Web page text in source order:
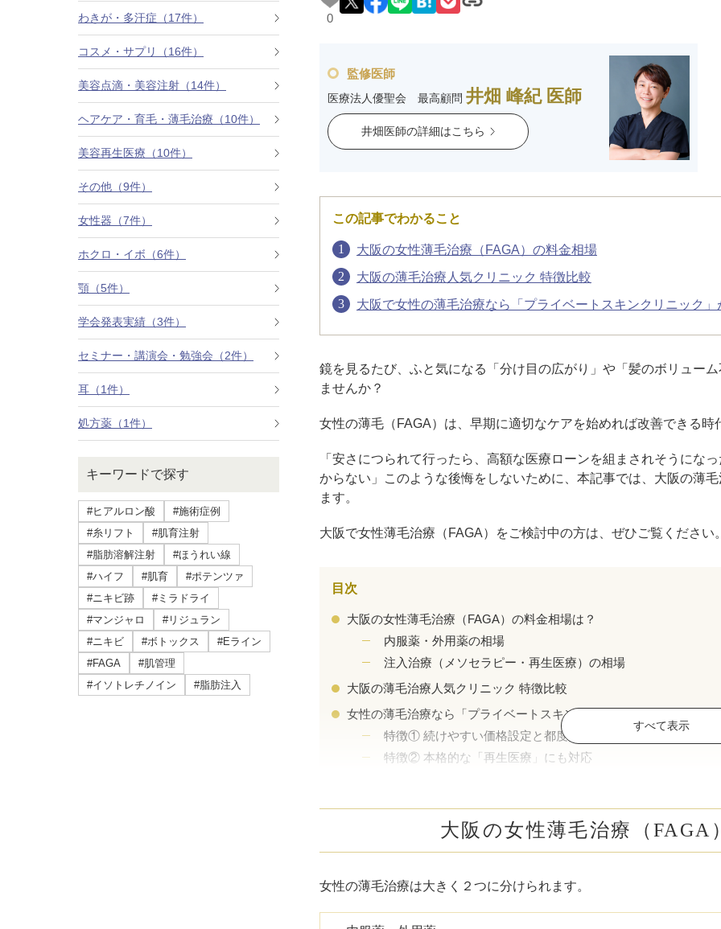
カベリン（カベルライン・Kabelline） 脂肪吸引注射
こめかみのヒアルロン酸注射 FatX
チンセラプラス（Cincelar+） エラボトックス注射 ヒアルロ
ボトックス注射（ガミースマイル・口角アッ
プ）
スマイル
人中短縮ボトックス
クレヴィエル注入 プロテーゼ手術（顎）
ダーマペン4 ベビーコラーゲン
ケアシス 水光注射 PRP皮
ACRS療法（自己血サイトカインリッチ注入
療法）
トXC）
ルメッカ
シミ取りレーザー（Q-YAGレーザー） 美白内服薬 シナール・トラネキサム酸 トレチ
ハイドラフェイシャル
ミラノリピールボディ
CO2高周波レーザー（Esprit）
脂肪由来幹細胞点滴 サクセンダ・リベルサス
美脚（ふくらはぎ）ボトックス
ボトックス注射 （多汗症） わきが
女性医療脱毛
クリト
サイトカイン（ベビースキン）点滴 美白点
わきが・多汗症（17件）
コスメ・サプリ（16件）
美容点滴・美容注射（14件）
ヘアケア・育毛・薄毛治療（10件）
美容再生医療（10件）
その他（9件）
女性器（7件）
ホクロ・イボ（6件）
顎（5件）
学会発表実績（3件）
セミナー・講演会・勉強会（2件）
耳（1件）
処方薬（1件）
キーワードで探す
#ヒアルロン酸
#施術症例
#糸リフト
#肌育注射
#脂肪溶解注射
#ほうれい線
#ハイフ
#肌育
#ポテンツァ
#ニキビ跡
#ミラドライ
#マンジャロ
#リジュラン
#ニキビ
#ボトックス
#Eライン
#FAGA
#肌管理
#イソトレチノイン
#脂肪注入
0
監修医師
医療法人優聖会 最高顧問 井畑 峰紀 医師
井畑医師の詳細はこちら
この記事でわかること
大阪の女性薄毛治療（FAGA）の料金相場
大阪の薄毛治療人気クリニック 特徴比較
大阪で女性の薄毛治療なら「プライベートスキンクリニック」
鏡を見るたび、ふと気になる「分け目の広がり」や「髪のボリュー
ませんか？
女性の薄毛（FAGA）は、早期に適切なケアを始めれば改善できる時
「安さにつられて行ったら、高額な医療ローンを組まされそうにな
からない」このような後悔をしないために、本記事では、大阪の薄
ます。
大阪で女性薄毛治療（FAGA）をご検討中の方は、ぜひご覧ください。
目次
大阪の女性薄毛治療（FAGA）の料金相場は？
内服薬・外用薬の相場
注入治療（メソセラピー・再生医療）の相場
大阪の薄毛治療人気クリニック 特徴比較
女性の薄毛治療なら「プライベートスキンクリニック」がおすすめな
特徴① 続けやすい価格設定と都度払い
特徴② 本格的な「再生医療」にも対応
まとめ
すべて表示
大阪の女性薄毛治療（FAGA
女性の薄毛治療は大きく２つに分けられます。